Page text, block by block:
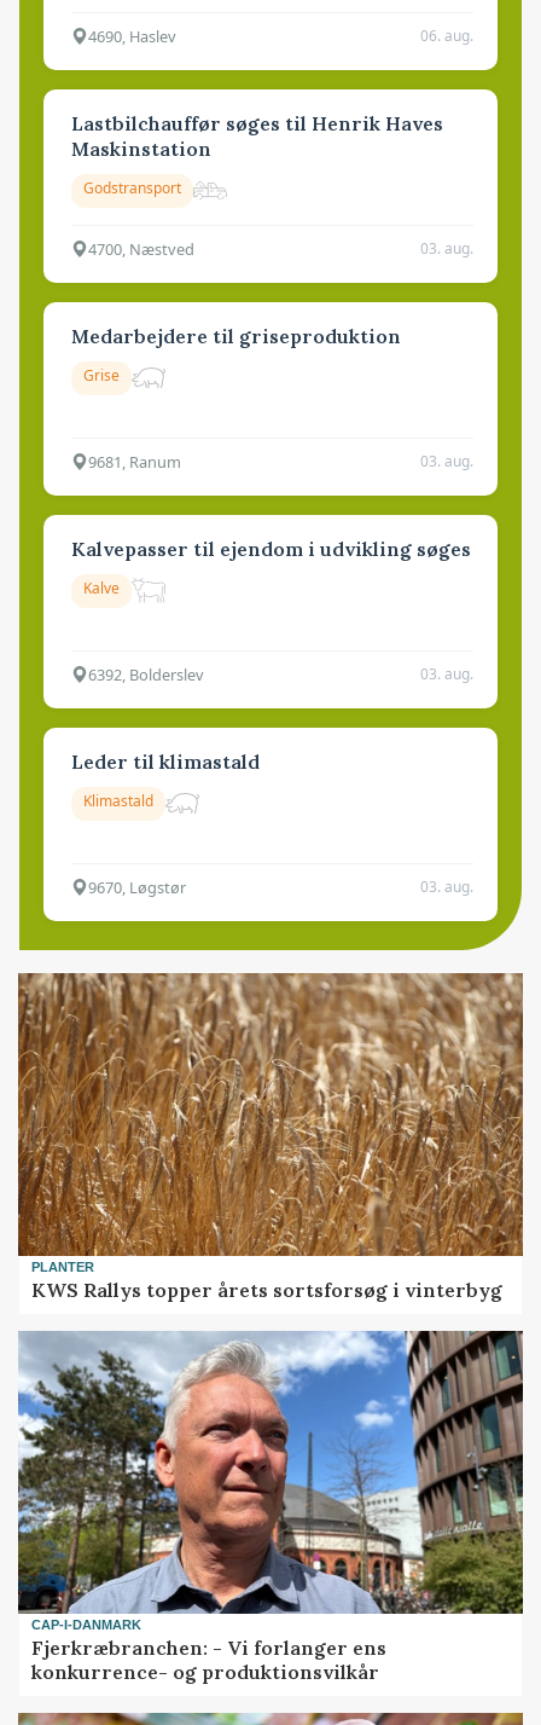
4690, Haslev 06. aug.
Lastbilchauffør søges til Henrik Haves
Maskinstation
Godstransport
4700, Næstved 03. aug.
Medarbejdere til griseproduktion
Grise
9681, Ranum 03. aug.
Kalvepasser til ejendom i udvikling søges
Kalve
6392, Bolderslev 03. aug.
Leder til klimastald
Klimastald
9670, Løgstør 03. aug.
PLANTER
KWS Rallys topper årets sortsforsøg i vinterbyg
CAP-I-DANMARK
Fjerkræbranchen: - Vi forlanger ens
konkurrence- og produktionsvilkår